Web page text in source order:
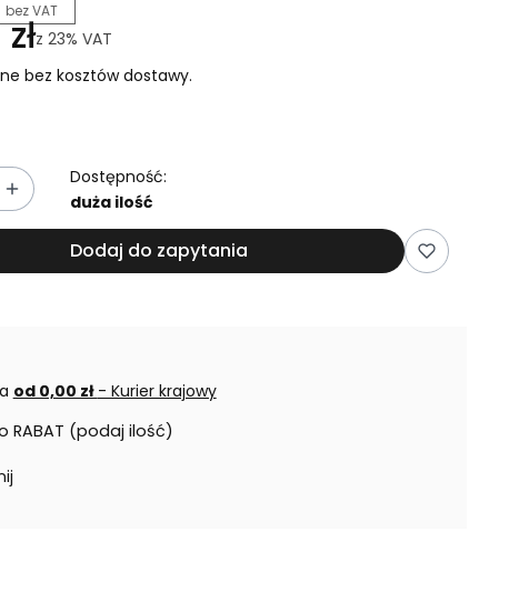
bez VAT
z 23% VAT
bez kosztów dostawy.
Dostępność:
duża ilość
Dodaj do zapytania
od 0,00 zł - Kurier krajowy
RABAT (podaj ilość)